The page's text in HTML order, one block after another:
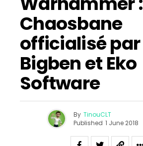
Chaosbane
officialisé par
Bigben et Eko
Software
By TinouCLT
Published 1 June 2018
Whatsapp
Email